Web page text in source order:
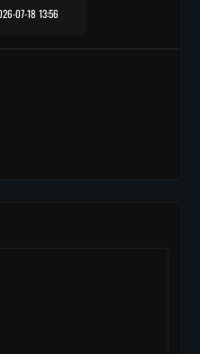
07-18 13:56